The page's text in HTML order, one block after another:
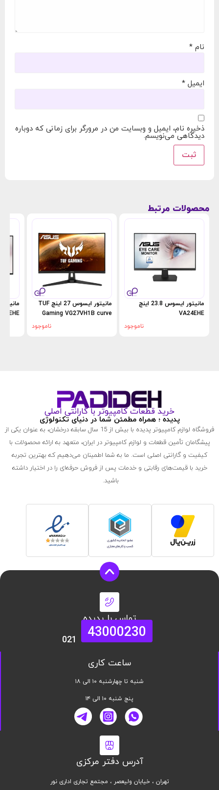
نام *
ایمیل *
ذخیره نام، ایمیل و وبسایت من در مرورگر برای زمانی که دوباره
دیدگاهی می‌نویسم.
محصولات مرتبط
مانیتور ایسوس 23.8 اینچ
VA24EHE
ناموجود
مانیتور ایسوس 27 اینچ TUF
Gaming VG27VH1B curve
ناموجود
خرید قطعات کامپیوتر با گارانتی اصلی
پدیده ؛ همراه مطمئن شما در دنیای تکنولوژی
فروشگاه لوازم کامپیوتر پدیده با بیش از 15 سال سابقه درخشان، به عنوان یکی از
پیشگامان تأمین قطعات و لوازم کامپیوتر در ایران، متعهد به ارائه محصولات با
کیفیت و گارانتی اصلی است. ما به شما اطمینان می‌دهیم که بهترین تجربه
خرید با قیمت‌های رقابتی و خدمات پس از فروش حرفه‌ای را در اختیار داشته
باشید.
تماس با پدیده
43000230
021
ساعت کاری
شنبه تا چهارشنبه ۱۰ الی ۱۸
پنج شنبه ۱۰ الی ۱۴
آدرس دفتر مرکزی
تهران ، خیابان ولیعصر ، مجتمع تجاری اداری نور